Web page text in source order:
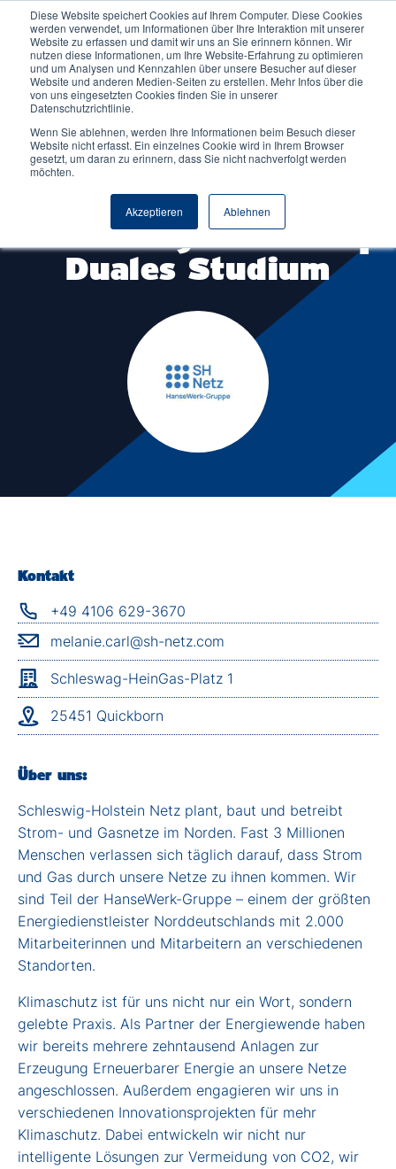
Diese Website speichert Cookies auf Ihrem Computer. Diese Cookies
werden verwendet, um Informationen über Ihre Interaktion mit unserer
Website zu erfassen und damit wir uns an Sie erinnern können. Wir
nutzen diese Informationen, um Ihre Website-Erfahrung zu optimieren
und um Analysen und Kennzahlen über unsere Besucher auf dieser
Website und anderen Medien-Seiten zu erstellen. Mehr Infos über die
von uns eingesetzten Cookies finden Sie in unserer
Datenschutzrichtlinie.
Wenn Sie ablehnen, werden Ihre Informationen beim Besuch dieser
Website nicht erfasst. Ein einzelnes Cookie wird in Ihrem Browser
gesetzt, um daran zu erinnern, dass Sie nicht nachverfolgt werden
möchten.
Akzeptieren Ablehnen
Partnerunternehmen
Schleswig-Holstein |
Duales Studium
Über uns:
Schleswig-Holstein Netz plant, baut und betreibt
Strom- und Gasnetze im Norden. Fast 3 Millionen
Menschen verlassen sich täglich darauf, dass Strom
und Gas durch unsere Netze zu ihnen kommen. Wir
sind Teil der HanseWerk-Gruppe – einem der größten
Energiedienstleister Norddeutschlands mit 2.000
Mitarbeiterinnen und Mitarbeitern an verschiedenen
Standorten.
Klimaschutz ist für uns nicht nur ein Wort, sondern
gelebte Praxis. Als Partner der Energiewende haben
wir bereits mehrere zehntausend Anlagen zur
Erzeugung Erneuerbarer Energie an unsere Netze
angeschlossen. Außerdem engagieren wir uns in
verschiedenen Innovationsprojekten für mehr
Klimaschutz. Dabei entwickeln wir nicht nur
intelligente Lösungen zur Vermeidung von CO2, wir
Kontakt
+49 4106 629-3670
melanie.carl@sh-netz.com
Schleswag-HeinGas-Platz 1
25451 Quickborn